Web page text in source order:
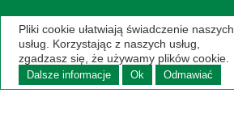
Pliki cookie ułatwiają świadczenie naszych
usług. Korzystając z naszych usług,
zgadzasz się, że używamy plików cookie.
Dalsze informacje Ok Odmawiać